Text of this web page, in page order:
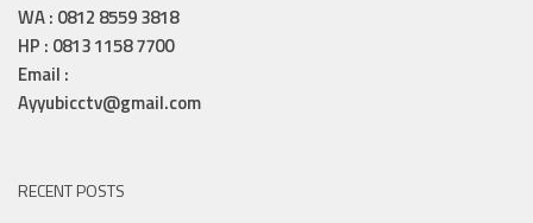
WA : 0812 8559 3818
HP : 0813 1158 7700
Email :
Ayyubicctv@gmail.com
RECENT POSTS